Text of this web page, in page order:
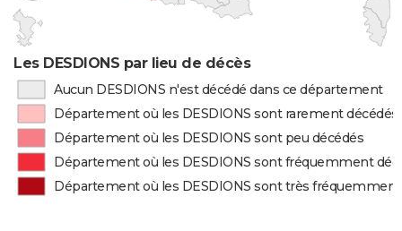
Les DESDIONS par lieu de décès
Aucun DESDIONS n'est décédé dans ce département
Département où les DESDIONS sont rarement décédés
Département où les DESDIONS sont peu décédés
Département où les DESDIONS sont fréquemment
Département où les DESDIONS sont très